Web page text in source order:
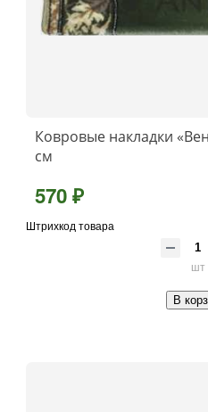
Ковровые накладки
см
570 ₽
Штрихкод товара
шт
В